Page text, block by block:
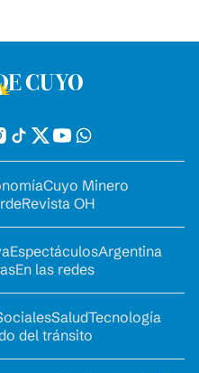
Cuyo Minero
Revista OH
EspectáculosArgentina
En las redes
SaludTecnología
del tránsito